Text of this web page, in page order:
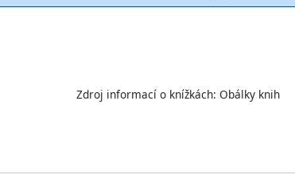
Zdroj informací o knížkách: Obálky knih